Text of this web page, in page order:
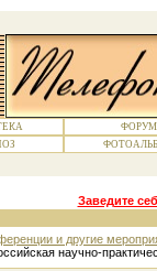
ФОРУМ
Заведите
и другие
научно-